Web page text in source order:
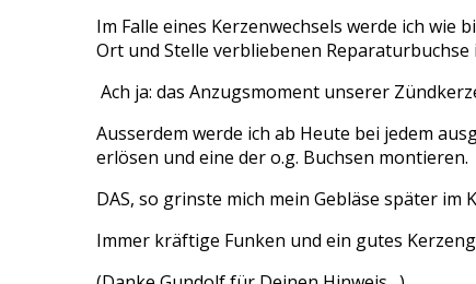
Im Falle eines Kerzenwechsels werde ich
Ort und Stelle verbliebenen
Ach ja: das Anzugsmoment unserer
Ausserdem werde ich ab Heute bei jedem
erlösen und eine der o.g. Buchsen montieren.
DAS, so grinste mich mein Gebläse später
Immer kräftige Funken und ein gutes